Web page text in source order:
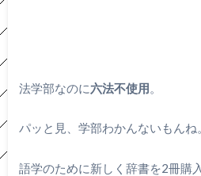
法学部なのに六法不使用。
パッと見、学部わかんないもんね。
語学のために新しく辞書を2冊購